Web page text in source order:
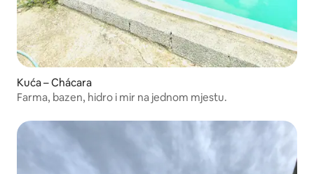
Kuća – Chácara
Farma, bazen, hidro i mir na jednom mjestu.